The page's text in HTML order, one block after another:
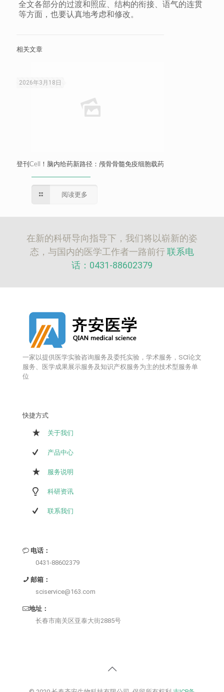
全文各部分的过渡和照应、结构的衔接、语气的连贯
等方面，也要认真地考虑和修改。
相关文章
2026年3月18日
登刊Cell！脑内给药新路径：颅骨骨髓免疫细胞载药
阅读更多
在新的科研导向指导下，我们将以崭新的姿
态，与国内的医学工作者一路前行联系电
话：0431-88602379
一家以提供医学实验咨询服务及委托实验，学术服务，SCI论文
服务、医学成果展示服务及知识产权服务为主的技术型服务单
位
快捷方式
关于我们
产品中心
服务说明
科研资讯
联系我们
电话：
0431-88602379
邮箱：
sciservice@163.com
地址：
长春市南关区亚泰大街2885号